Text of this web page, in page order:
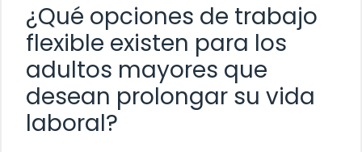
¿Qué opciones de trabajo
flexible existen para los
adultos mayores que
desean prolongar su vida
laboral?